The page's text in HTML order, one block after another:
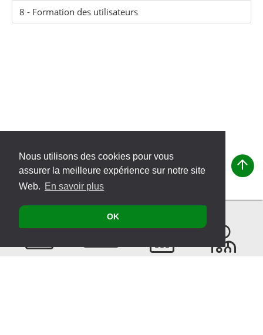
Nous utilisons des cookies pour vous
assurer la meilleure expérience sur notre site
Web. En savoir plus
OK
8 - Formation des utilisateurs